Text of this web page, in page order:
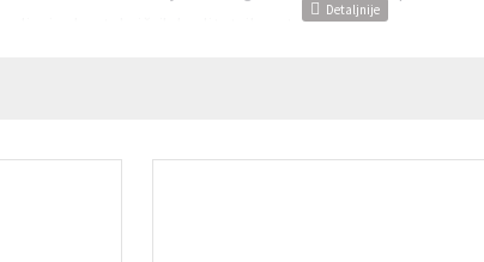
od netoksičnih kvalitetnih materijala.